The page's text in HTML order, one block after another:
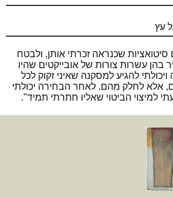
שכנראה זכרתי אותן, ולבטח
בהן עשרות צורות של אובייקטים שהיו
להגיע למסקנה שאיני זקוק לכל
אלא לחלק מהם. לאחר הבחירה יכולתי
למיצוי הביטוי שאליו חתרתי תמיד".